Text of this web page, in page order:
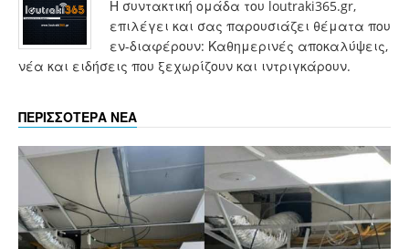
Η συντακτική ομάδα του loutraki365.gr,
επιλέγει και σας παρουσιάζει θέματα που
εν-διαφέρουν: Καθημερινές αποκαλύψεις,
νέα και ειδήσεις που ξεχωρίζουν και ιντριγκάρουν.
ΠΕΡΙΣΣΟΤΕΡΑ ΝΕΑ